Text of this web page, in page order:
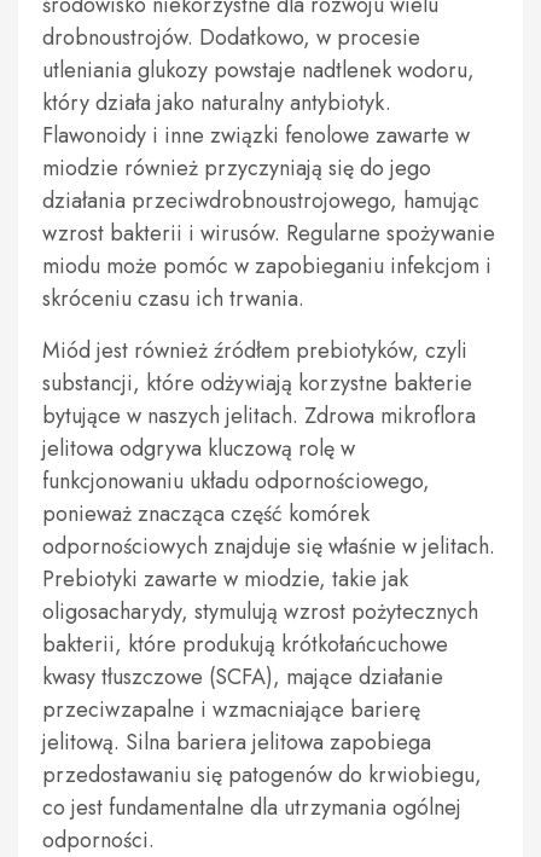
drobnoustrojów. Dodatkowo, w procesie
utleniania glukozy powstaje nadtlenek wodoru,
który działa jako naturalny antybiotyk.
Flawonoidy i inne związki fenolowe zawarte w
miodzie również przyczyniają się do jego
działania przeciwdrobnoustrojowego, hamując
wzrost bakterii i wirusów. Regularne spożywanie
miodu może pomóc w zapobieganiu infekcjom i
skróceniu czasu ich trwania.
Miód jest również źródłem prebiotyków, czyli
substancji, które odżywiają korzystne bakterie
bytujące w naszych jelitach. Zdrowa mikroflora
jelitowa odgrywa kluczową rolę w
funkcjonowaniu układu odpornościowego,
ponieważ znacząca część komórek
odpornościowych znajduje się właśnie w jelitach.
Prebiotyki zawarte w miodzie, takie jak
oligosacharydy, stymulują wzrost pożytecznych
bakterii, które produkują krótkołańcuchowe
kwasy tłuszczowe (SCFA), mające działanie
przeciwzapalne i wzmacniające barierę
jelitową. Silna bariera jelitowa zapobiega
przedostawaniu się patogenów do krwiobiegu,
co jest fundamentalne dla utrzymania ogólnej
odporności.